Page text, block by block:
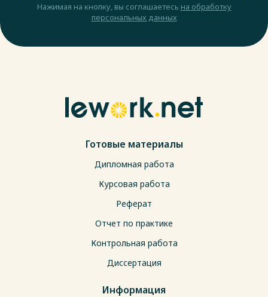
Нажимая на кнопку, вы соглашаетесь на обработку
персональных данных
Готовые материалы
Дипломная работа
Курсовая работа
Реферат
Отчет по практике
Контрольная работа
Диссертация
Информация